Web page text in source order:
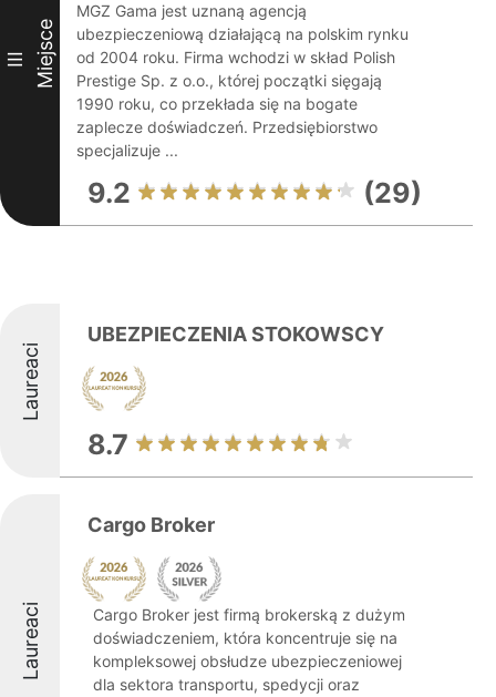
III Miejsce
MGZ Gama jest uznaną agencją
ubezpieczeniową działającą na polskim rynku
od 2004 roku. Firma wchodzi w skład Polish
Prestige Sp. z o.o., której początki sięgają
1990 roku, co przekłada się na bogate
zaplecze doświadczeń. Przedsiębiorstwo
specjalizuje ...
9.2 (29)
Laureaci
UBEZPIECZENIA STOKOWSCY
8.7
Laureaci
Cargo Broker
Cargo Broker jest firmą brokerską z dużym
doświadczeniem, która koncentruje się na
kompleksowej obsłudze ubezpieczeniowej
dla sektora transportu, spedycji oraz